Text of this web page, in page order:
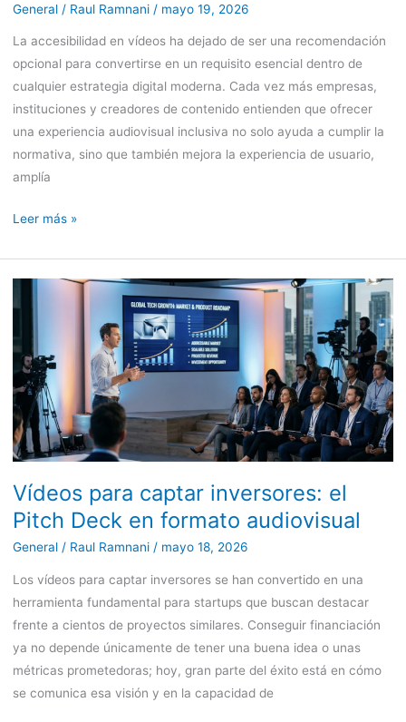
General/ Raul Ramnani / mayo 19, 2026
La accesibilidad en vídeos ha dejado de ser una recomendación
opcional para convertirse en un requisito esencial dentro de
cualquier estrategia digital moderna. Cada vez más empresas,
instituciones y creadores de contenido entienden que ofrecer
una experiencia audiovisual inclusiva no solo ayuda a cumplir la
normativa, sino que también mejora la experiencia de usuario,
amplía
Leer más »
Vídeos para captar inversores: el
Pitch Deck en formato audiovisual
General/ Raul Ramnani / mayo 18, 2026
Los vídeos para captar inversores se han convertido en una
herramienta fundamental para startups que buscan destacar
frente a cientos de proyectos similares. Conseguir financiación
ya no depende únicamente de tener una buena idea o unas
métricas prometedoras; hoy, gran parte del éxito está en cómo
se comunica esa visión y en la capacidad de
para
inversores:
el
Pitch
Deck
en
audiovisual